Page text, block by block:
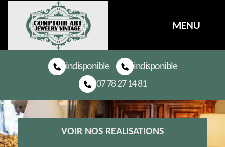
MENU
indisponible
indisponible
07 78 27 14 81
VOIR NOS REALISATIONS